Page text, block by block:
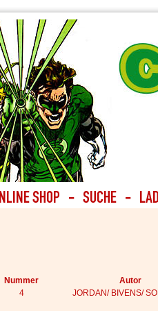
Nummer
Autor
4 JORDAN/ BIVENS/